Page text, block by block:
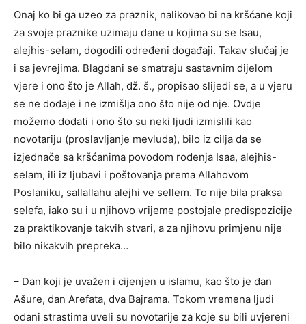
Onaj ko bi ga uzeo za praznik, nalikovao bi na kršćane koji
za svoje praznike uzimaju dane u kojima su se Isau,
alejhis-selam, dogodili određeni događaji. Takav slučaj je
i sa jevrejima. Blagdani se smatraju sastavnim dijelom
vjere i ono što je Allah, dž. š., propisao slijedi se, a u vjeru
se ne dodaje i ne izmišlja ono što nije od nje. Ovdje
možemo dodati i ono što su neki ljudi izmislili kao
novotariju (proslavljanje mevluda), bilo iz cilja da se
izjednače sa kršćanima povodom rođenja Isaa, alejhis-
selam, ili iz ljubavi i poštovanja prema Allahovom
Poslaniku, sallallahu alejhi ve sellem. To nije bila praksa
selefa, iako su i u njihovo vrijeme postojale predispozicije
za praktikovanje takvih stvari, a za njihovu primjenu nije
bilo nikakvih prepreka…
– Dan koji je uvažen i cijenjen u islamu, kao što je dan
Ašure, dan Arefata, dva Bajrama. Tokom vremena ljudi
odani strastima uveli su novotarije za koje su bili uvjereni